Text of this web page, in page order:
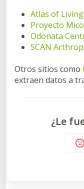
Atlas of
Proyecto
Odonata
SCAN
Otros sitios como
extraen datos a
¿Le